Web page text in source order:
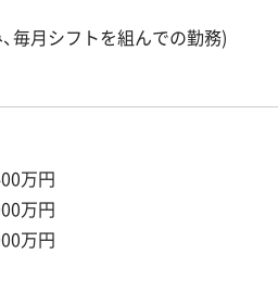
毎月シフトを組んでの勤務)
万円
万円
万円